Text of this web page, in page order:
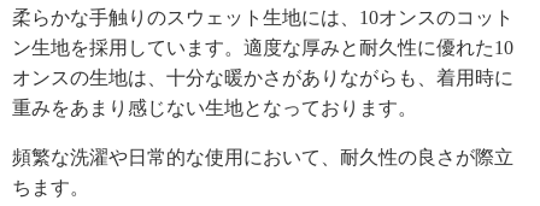
柔らかな手触りのスウェット生地には、10オンスのコット
ン生地を採用しています。適度な厚みと耐久性に優れた10
オンスの生地は、十分な暖かさがありながらも、着用時に
重みをあまり感じない生地となっております。
頻繁な洗濯や日常的な使用において、耐久性の良さが際立
ちます。